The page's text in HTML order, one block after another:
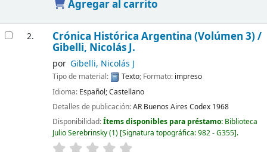
Agregar al carrito
2. Crónica Histórica Argentina (Volúmen 3) /
Gibelli, Nicolás J.
por Gibelli, Nicolás J
Tipo de material: Texto; Formato: impreso
Idioma: Español; Castellano
Detalles de publicación:AR Buenos Aires Codex 1968
Disponibilidad:Ítems disponibles para préstamo: Biblioteca
Julio Serebrinsky(1) Signatura topográfica:982 - G355 .